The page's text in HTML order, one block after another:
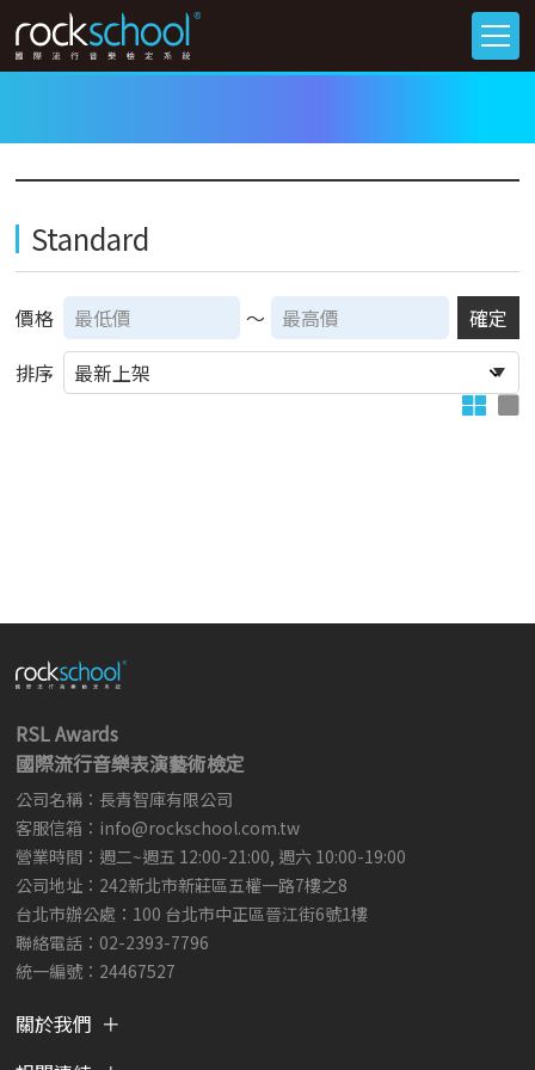
Standard
價格 ～
確定
排序
RSL Awards
國際流行音樂表演藝術檢定
公司名稱：長青智庫有限公司
客服信箱： info@rockschool.com.tw ​
營業時間：週二~週五 12:00-21:00, 週六 10:00-19:00
公司地址：242新北市新莊區五權一路7樓之8
台北市辦公處：100 台北市中正區晉江街6號1樓
聯絡電話：02-2393-7796
統一編號：24467527
關於我們